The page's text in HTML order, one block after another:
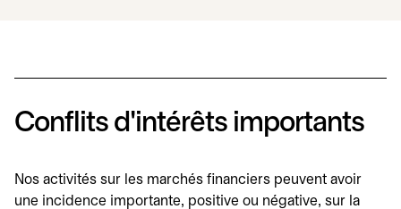
Conflits d'intérêts importants
Nos activités sur les marchés financiers peuvent avoir
une incidence importante, positive ou négative, sur la